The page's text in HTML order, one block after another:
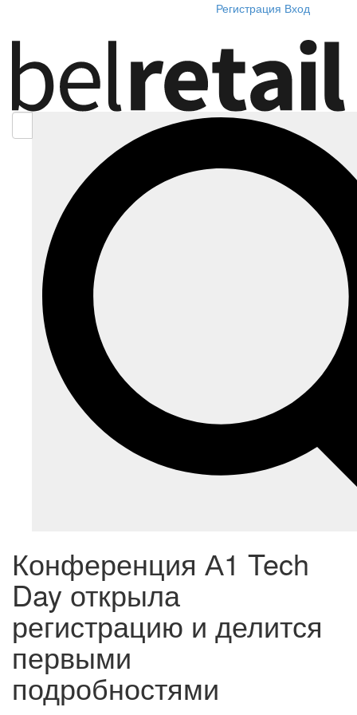
Регистрация Вход
Конференция А1 Tech
Day открыла
регистрацию и делится
первыми
подробностями